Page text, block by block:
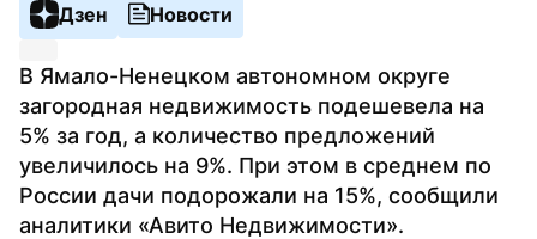
Дзен
Новости
В Ямало-Ненецком автономном округе
загородная недвижимость подешевела на
5% за год, а количество предложений
увеличилось на 9%. При этом в среднем по
России дачи подорожали на 15%, сообщили
аналитики «Авито Недвижимости».